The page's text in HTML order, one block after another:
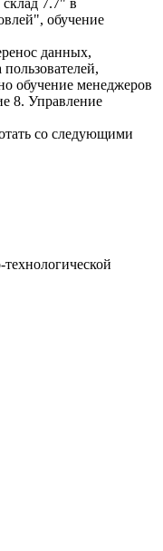
7.7" в
обучение
данных,
обучение менеджеров
8. Управление
со следующими